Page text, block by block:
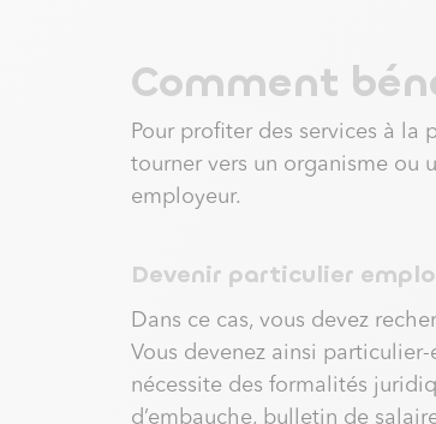
Comment
Pour profiter des services à la
tourner vers un organisme ou
employeur.
Devenir particulier
Dans ce cas, vous devez
Vous devenez ainsi
nécessite des formalités
d’embauche, bulletin de